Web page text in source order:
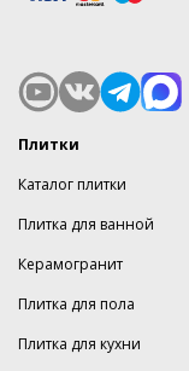
Плитки
Каталог плитки
Плитка для ванной
Керамогранит
Плитка для пола
Плитка для кухни